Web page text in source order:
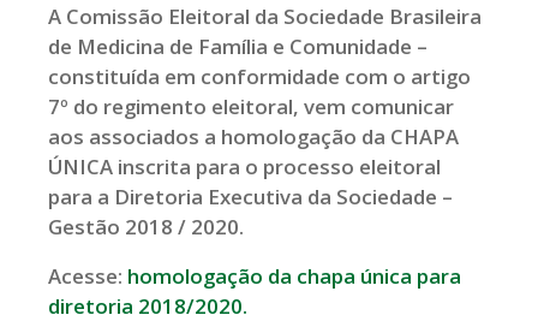
A Comissão Eleitoral da Sociedade Brasileira
de Medicina de Família e Comunidade –
constituída em conformidade com o artigo
7º do regimento eleitoral, vem comunicar
aos associados a homologação da CHAPA
ÚNICA inscrita para o processo eleitoral
para a Diretoria Executiva da Sociedade –
Gestão 2018 / 2020.
Acesse: homologação da chapa única para
diretoria 2018/2020.